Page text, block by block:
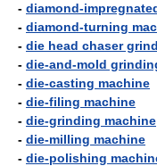
- diamond-
- diamond-turning
- die head chaser
- die-and-mold
- die-casting machine
- die-filing machine
- die-grinding machine
- die-milling machine
- die-polishing